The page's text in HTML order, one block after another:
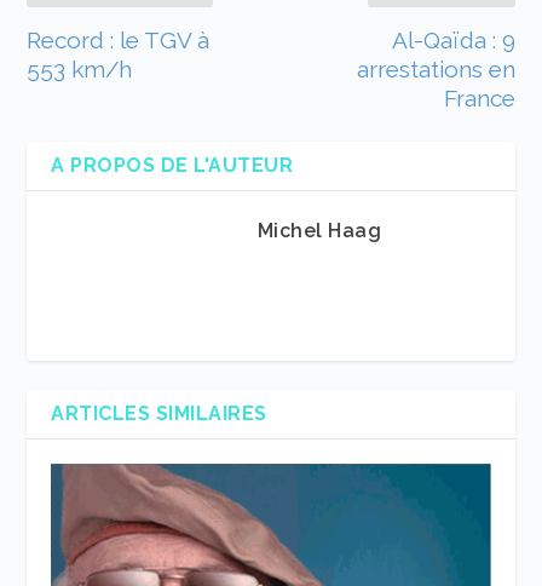
Record : le TGV à
553 km/h
Al-Qaïda : 9
arrestations en
France
A PROPOS DE L'AUTEUR
Michel Haag
ARTICLES SIMILAIRES